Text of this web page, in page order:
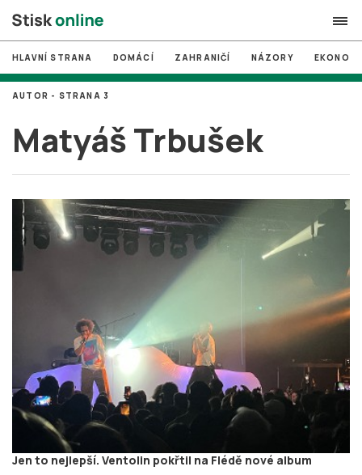
search
# MUNI
# Brno
# volby
login PŘIHLÁSIT SE
Zapomněli jste heslo?
Založit nový účet
HLAVNÍ STRANA DOMÁCÍ ZAHRANIČÍ NÁZORY
Matyáš Trbušek
AUTOR - STRANA 3
Jen to nejlepší. Ventolin pokřtil na Flédě nové album